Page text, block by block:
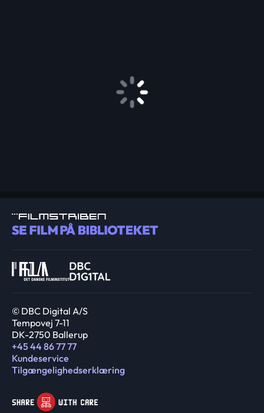
© DBC Digital A/S
Tempovej 7-11
DK-2750 Ballerup
+45 44 86 77 77
Kundeservice
Tilgængelighedserklæring